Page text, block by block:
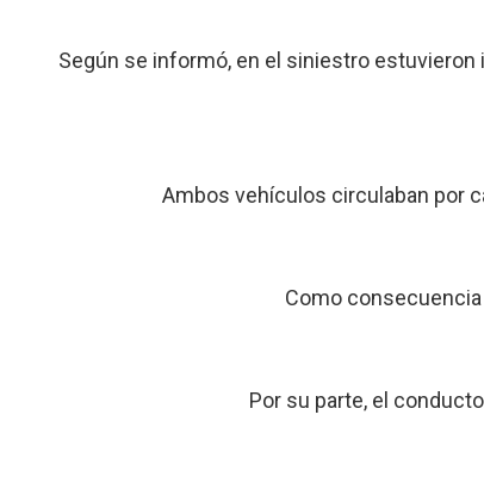
Según se informó, en el siniestro estuvieron
Ambos vehículos circulaban por
Como
Por su parte, el